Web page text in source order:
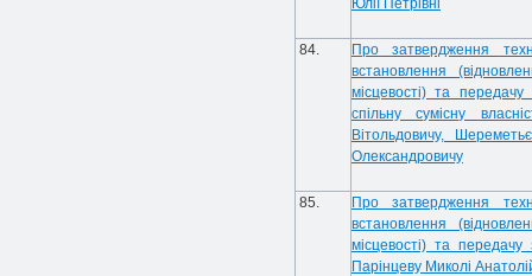
Юлії Петрівні
84.
Про затвердження
встановлення
місцевості) та передачу
спільну сумісну
Вітольдовичу,
Олександровичу
85.
Про затвердження
встановлення
місцевості) та передачу
Парінцеву Миколі